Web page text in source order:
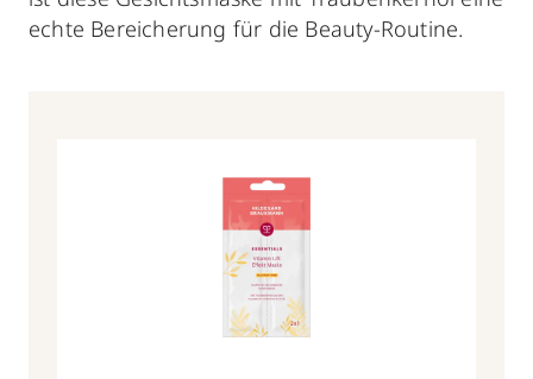
echte Bereicherung für die Beauty-Routine.